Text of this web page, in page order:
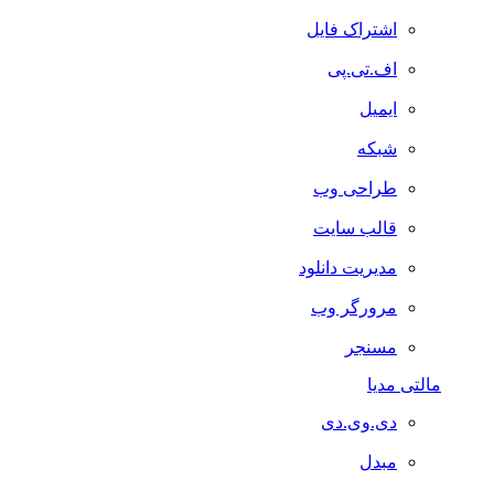
اشتراک فایل
اف.تی.پی
ایمیل
شبکه
طراحی وب
قالب سایت
مدیریت دانلود
مرورگر وب
مسنجر
مالتی مدیا
دی.وی.دی
مبدل